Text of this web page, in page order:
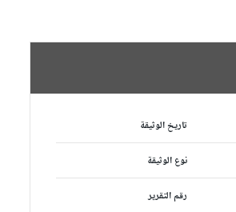
تاريخ الوثيقة
نوع الوثيقة
رقم التقرير